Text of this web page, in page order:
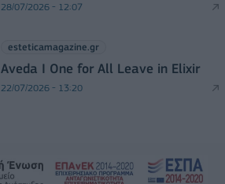
28/07/2026 - 12:07
esteticamagazine.gr
Aveda I One for All Leave in Elixir
22/07/2026 - 13:20